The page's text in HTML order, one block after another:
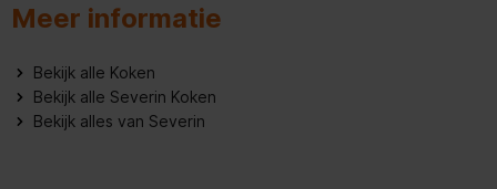
Meer informatie
Bekijk alle Koken
Bekijk alle Severin Koken
Bekijk alles van Severin